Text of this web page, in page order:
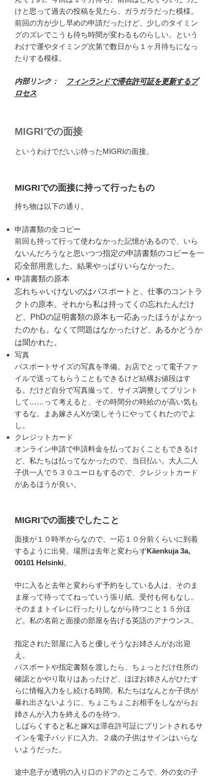
けと思って過去の投稿を見たら、ガラガラだった模様。
前回の方が少し早めの申請だったけど、少しのタイミン
グのズレでこうも待ち時間が変わるものらしい。という
わけで運やタイミング次第で数日から１ヶ月待ちになっ
たりする模様。
内部リンク：
フィンランドで滞在許可証を更新するプ
ロセス
MIGRIでの面接
というわけでだいぶ待ったMIGRIの面接。
MIGRIでの面接に持って行ったもの
持ち物は以下の通り。
申請書類の全コピー
前回も持って行って使わなかった記憶があるので、いら
ないんだろうなと思いつつ指定の申請書類のコピーを一
応全部用意した。結果やっぱりいらなかった。
申請書類の原本
忘れちゃいけないのはパスポートと、仕事のコントラ
クトの原本。それから私は持ってくの忘れたんだけ
ど、PhDの証明書類の原本も一応あったほうがよかっ
たのかも。なくて問題はなかったけど、あるかどうか
は聞かれた。
写真
パスポートサイズの写真を準備。お店でとって電子ファ
イルで送ってもらうこともできるけど結構お値段はす
る。だけど自分で写真撮って、サイズ調整してプリント
して……って考えると、その時間分の時給のが高い気も
するな。まあ嫁さんXが楽しそうにやってくれたのでよ
し。
クレジットカード
オンライン申請で申請料金を払っておくこともできるけ
ど、私たちは払ってなかったので、当日払い。大人二人
子供一人で５３０ユーロもするので、クレジットカード
があるほうが良い。
MIGRIでの面接でしたこと
面接が１０時半からなので、一応１０分前くらいに到着
するように出発。場所は去年と変わらずKäenkuja 3a,
00101 Helsinki。
中に入ると去年と変わらず予約をしている人は、そのま
ま座って待っててねっていう張り紙。受付も何もなし。
そのままトイレに行ったりしながら待つこと１５分ほ
ど。私の名前と面接の部屋を告げる英語のアナウンス。
指定された部屋に入ると優しそうなお姉さんがお出迎
え。
パスポートや指定書類を渡したら、ちょっとだけ住所の
確認とかやり取りはあったけど、ほぼお姉さんがひたす
らに情報入力をし続ける時間。私たちはなんとか子供が
暴れ出さないように、ちょこちょこお相手をしながらお
姉さんが入力を終えるのを待つ。
しばらくすると私と嫁Xは滞在許可証にプリントされるサ
インを電子パッドに入力。２歳の子供はサインはいらな
いようだった。
途中息子が透明の入り口のドアのところで、外の女の子